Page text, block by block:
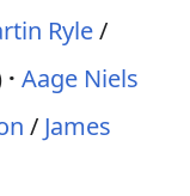
Ryle/
Aage Niels
/ James